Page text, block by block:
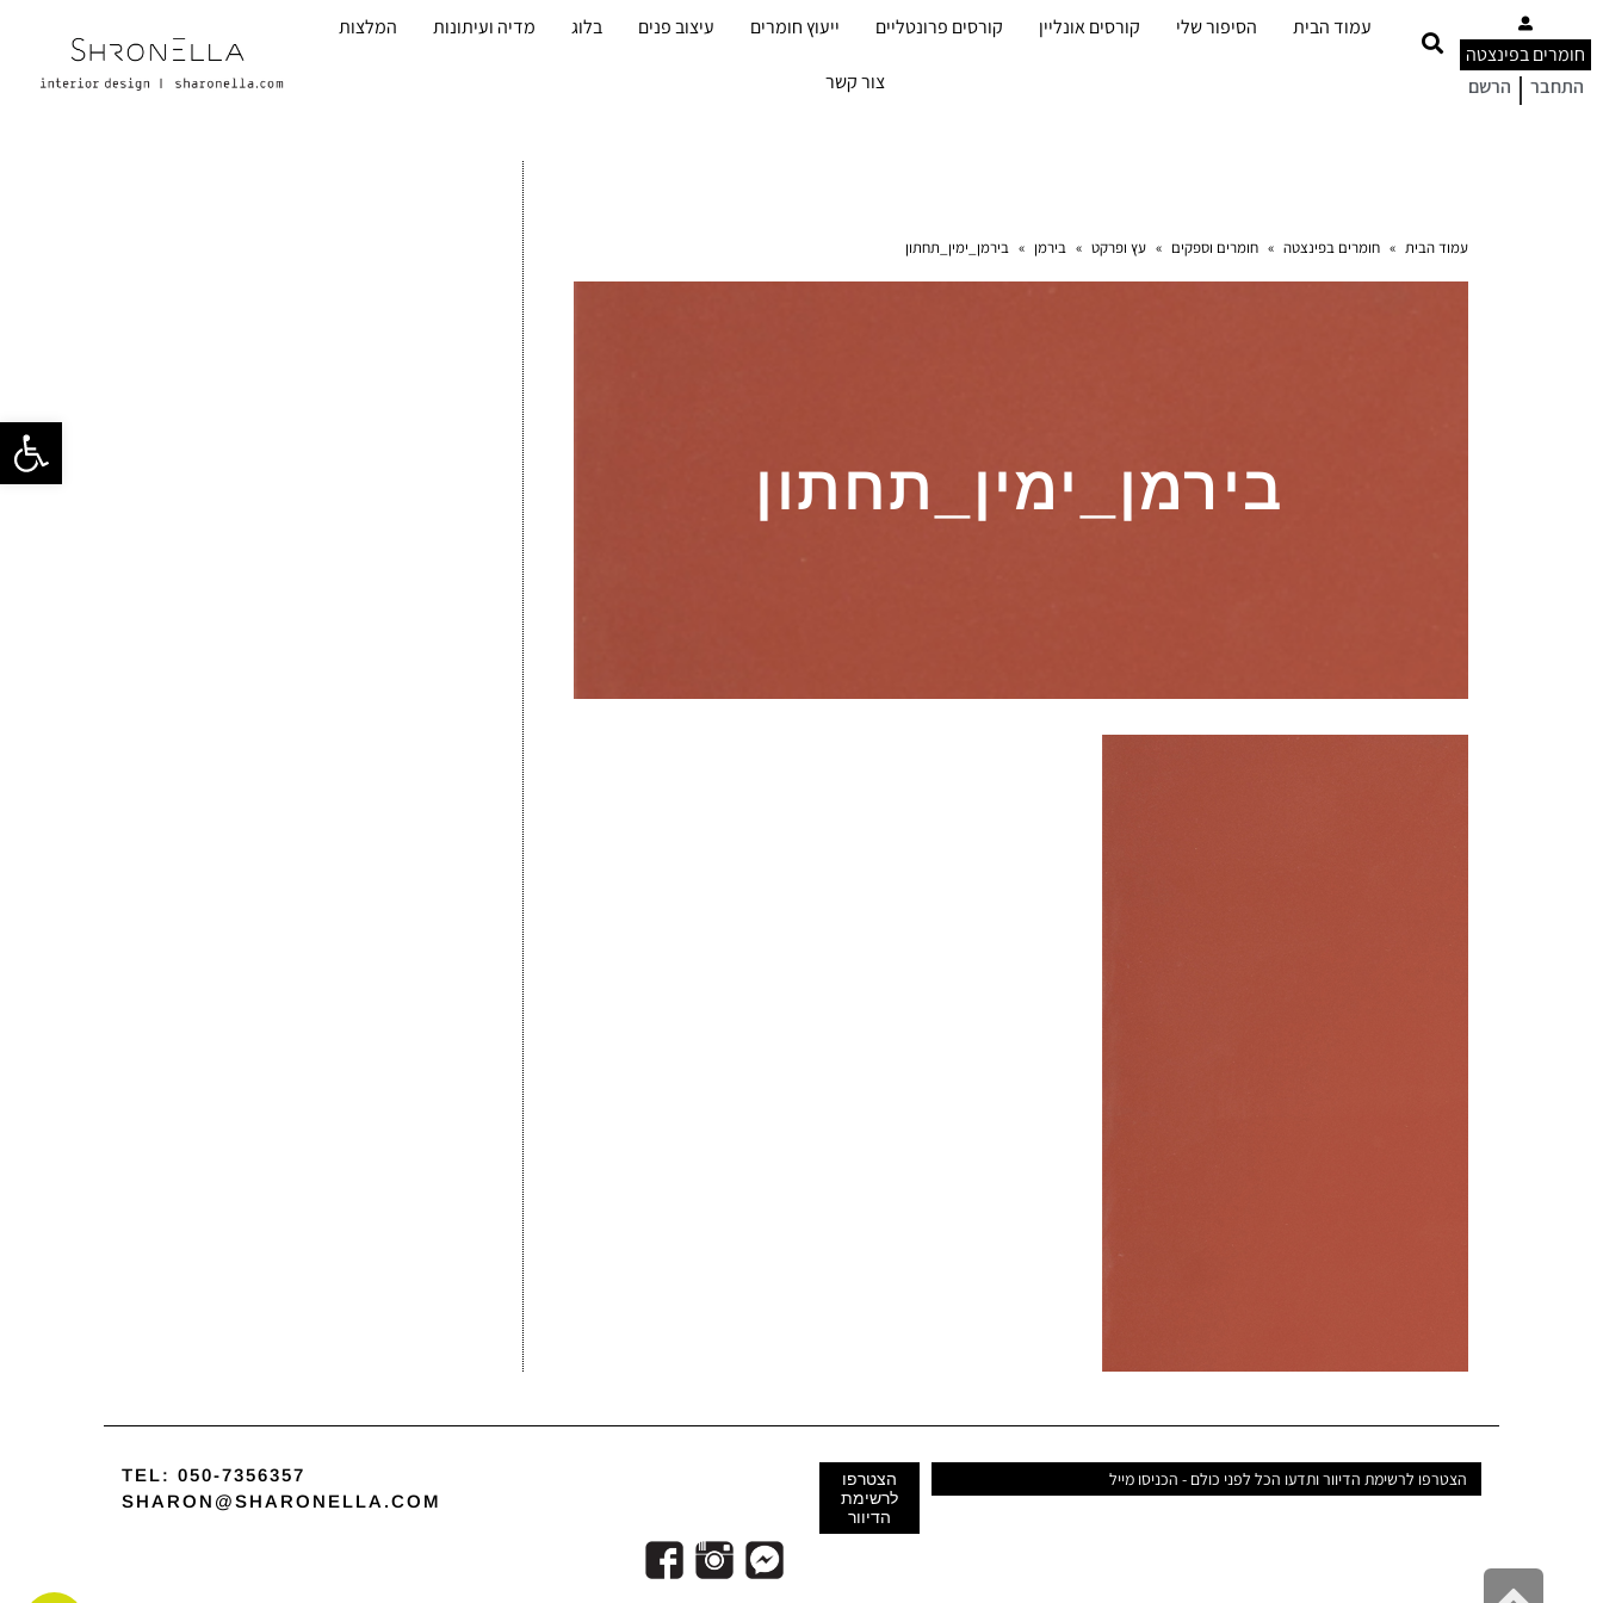
פתח
חומרים בפינצטה
התחבר | הרשם
עמוד הבית הסיפור שלי קורסים אונליין קורסים פרונטליים ייעוץ חומרים עיצוב פנים בלוג מדיה ועיתונות המלצות
צור קשר
עמוד הבית » חומרים בפינצטה » חומרים וספקים » עץ ופרקט » בירמן » בירמן_ימין_תחתון
בירמן_ימין_תחתון
דואר
אלקטרוני
הצטרפו
לרשימת
הדיוור
TEL: 050-7356357
SHARON@SHARONELLA.COM